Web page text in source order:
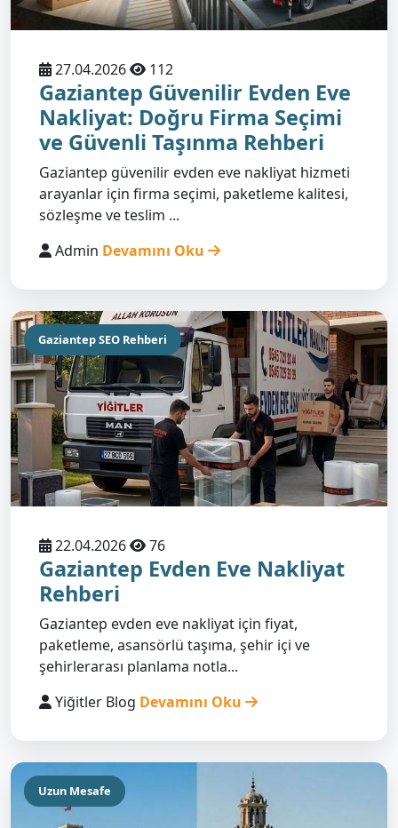
27.04.2026 112
Gaziantep Güvenilir Evden Eve
Nakliyat: Doğru Firma Seçimi
ve Güvenli Taşınma Rehberi
Gaziantep güvenilir evden eve nakliyat hizmeti
arayanlar için firma seçimi, paketleme kalitesi,
sözleşme ve teslim ...
Admin Devamını Oku
Gaziantep SEO Rehberi
22.04.2026 76
Gaziantep Evden Eve Nakliyat
Rehberi
Gaziantep evden eve nakliyat için fiyat,
paketleme, asansörlü taşıma, şehir içi ve
şehirlerarası planlama notla...
Yiğitler Blog Devamını Oku
Uzun Mesafe